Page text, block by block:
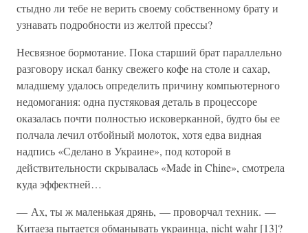
стыдно ли тебе не верить своему собственному брату и
узнавать подробности из желтой прессы?
Несвязное бормотание. Пока старший брат параллельно
разговору искал банку свежего кофе на столе и сахар,
младшему удалось определить причину компьютерного
недомогания: одна пустяковая деталь в процессоре
оказалась почти полностью исковерканной, будто бы ее
полчала лечил отбойный молоток, хотя едва видная
надпись «Сделано в Украине», под которой в
действительности скрывалась «Made in Chine», смотрела
куда эффектней…
— Ах, ты ж маленькая дрянь, — проворчал техник. —
Китаеза пытается обманывать украинца, nicht wahr [13]?